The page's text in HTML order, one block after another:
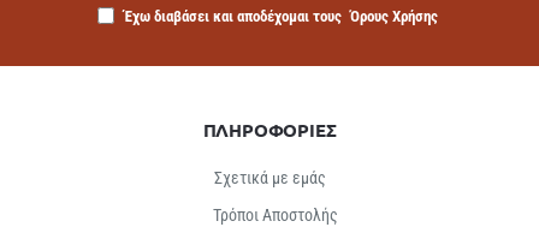
Έχω διαβάσει και αποδέχομαι τους Όρους Χρήσης
ΠΛΗΡΟΦΟΡΙΕΣ
Σχετικά με εμάς
Τρόποι Αποστολής